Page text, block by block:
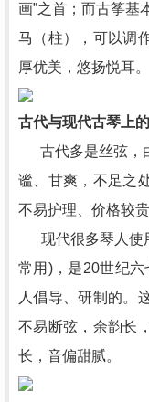
画”之首；而古筝基
马（柱），可以调
厚优美，悠扬悦耳。
古代与现代古琴上
古代多是丝弦，
谧、甘爽，不足之
不易护理、价格较贵
现代很多琴人使用
常用)，是20世纪
人倡导、研制的。
不易断弦，余韵长
长，音偏甜腻。